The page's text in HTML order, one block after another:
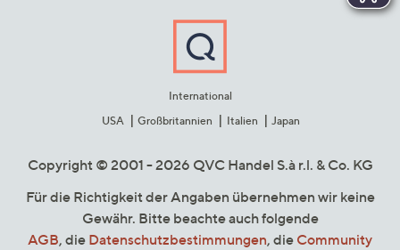
International
USA
Großbritannien Italien Japan
Copyright © 2001 - 2026 QVC Handel S.à r.l. & Co. KG
Für die Richtigkeit der Angaben übernehmen wir keine
Gewähr. Bitte beachte auch folgende
AGB, die Datenschutzbestimmungen, die Community